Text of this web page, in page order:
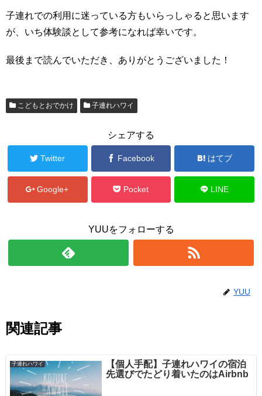
子連れでの利用に迷っている方もいらっしゃると思います
が、いち体験談として参考になれば幸いです。
最後まで読んでいただき、ありがとうございました！
こどもとおでかけ 子連れハワイ
シェアする
Twitter Facebook はてブ
Google+ Pocket LINE
YUUをフォローする
YUU
関連記事
子連れハワイ
【個人手配】子連れハワイの宿泊
先選びでたどり着いたのはAirbnb